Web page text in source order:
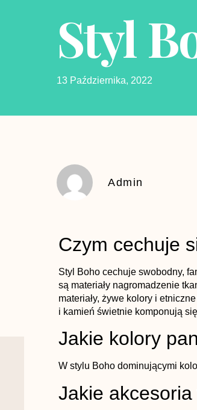
Styl
13 Października, 2022
Admin
Czym cechuje
Styl Boho cechuje swobodny,
są materiały nagromadzenie
materiały, żywe kolory i
i kamień świetnie komponują
Jakie kolory
W stylu Boho dominującymi
Jakie